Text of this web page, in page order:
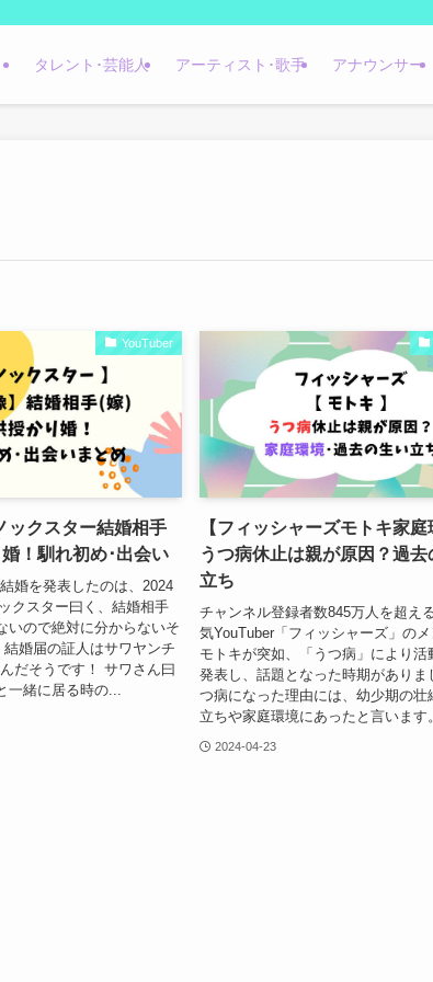
タレント･芸能人 アーティスト･歌手 アナウンサー
YouTuber
ックスター結婚相手
！馴れ初め･出会い
婚を発表したのは、2024
クスター曰く、結婚相手
いので絶対に分からないそ
婚届の証人はサワヤンチ
だそうです！ サワさん曰
一緒に居る時の...
【フィッシャーズモトキ家庭
うつ病休止は親が原因？過去
立ち
チャンネル登録者数845万人を超え
気YouTuber「フィッシャーズ」のメ
モトキが突如、「うつ病」により活
発表し、話題となった時期がありま
つ病になった理由には、幼少期の壮
立ちや家庭環境にあったと言います
2024-04-23